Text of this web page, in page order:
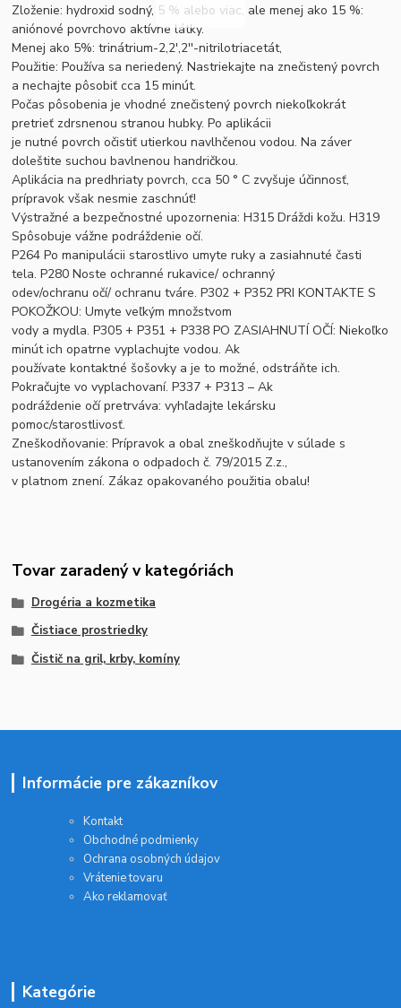
Zloženie: hydroxid sodný, 5 % alebo viac, ale menej ako 15 %:
aniónové povrchovo aktívne látky.
Menej ako 5%: trinátrium-2,2',2''-nitrilotriacetát,
Použitie: Používa sa neriedený. Nastriekajte na znečistený povrch
a nechajte pôsobiť cca 15 minút.
Počas pôsobenia je vhodné znečistený povrch niekoľkokrát
pretrieť zdrsnenou stranou hubky. Po aplikácii
je nutné povrch očistiť utierkou navlhčenou vodou. Na záver
doleštite suchou bavlnenou handričkou.
Aplikácia na predhriaty povrch, cca 50 ° C zvyšuje účinnosť,
prípravok však nesmie zaschnúť!
Výstražné a bezpečnostné upozornenia: H315 Dráždi kožu. H319
Spôsobuje vážne podráždenie očí.
P264 Po manipulácii starostlivo umyte ruky a zasiahnuté časti
tela. P280 Noste ochranné rukavice/ ochranný
odev/ochranu očí/ ochranu tváre. P302 + P352 PRI KONTAKTE S
POKOŽKOU: Umyte veľkým množstvom
vody a mydla. P305 + P351 + P338 PO ZASIAHNUTÍ OČÍ: Niekoľko
minút ich opatrne vyplachujte vodou. Ak
používate kontaktné šošovky a je to možné, odstráňte ich.
Pokračujte vo vyplachovaní. P337 + P313 – Ak
podráždenie očí pretrváva: vyhľadajte lekársku
pomoc/starostlivosť.
Zneškodňovanie: Prípravok a obal zneškodňujte v súlade s
ustanovením zákona o odpadoch č. 79/2015 Z.z.,
v platnom znení. Zákaz opakovaného použitia obalu!
Tovar zaradený v kategóriách
Drogéria a kozmetika
Čistiace prostriedky
Čistič na gril, krby, komíny
Informácie pre zákazníkov
Kontakt
Obchodné podmienky
Ochrana osobných údajov
Vrátenie tovaru
Ako reklamovať
Kategórie